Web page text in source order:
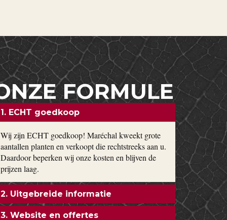
FORMULE
1. ECHT goedkoop
Wij zijn ECHT goedkoop! Maréchal kweekt grote
aantallen planten en verkoopt die rechtstreeks aan u.
Daardoor beperken wij onze kosten en blijven de
prijzen laag.
2. Uitgebreide informatie
3. Website en offertes